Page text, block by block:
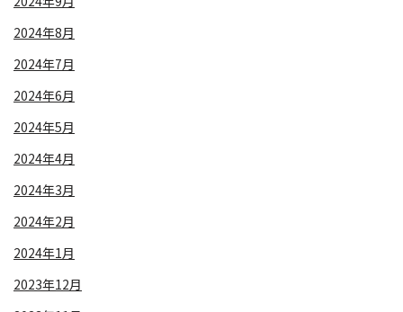
2024年8月
2024年7月
2024年6月
2024年5月
2024年4月
2024年3月
2024年2月
2024年1月
2023年12月